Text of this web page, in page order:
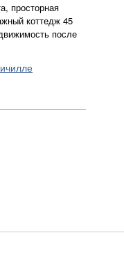
просторная
коттедж 45
после